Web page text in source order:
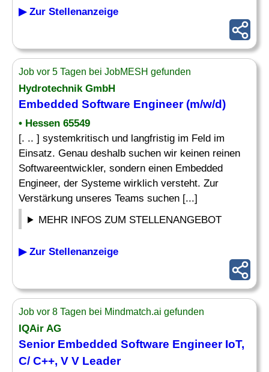
▶ Zur Stellenanzeige
Job vor 5 Tagen bei JobMESH gefunden
Hydrotechnik GmbH
Embedded Software Engineer(m/w/d)
• Hessen 65549
[. .. ] systemkritisch und langfristig im Feld im
Einsatz. Genau deshalb suchen wir keinen reinen
Softwareentwickler, sondern einen Embedded
Engineer, der Systeme wirklich versteht. Zur
Verstärkung unseres Teams suchen [...]
MEHR INFOS ZUM STELLENANGEBOT
▶ Zur Stellenanzeige
Job vor 8 Tagen bei Mindmatch.ai gefunden
IQAir AG
Senior Embedded Software EngineerIoT,
C/ C++, V V Leader